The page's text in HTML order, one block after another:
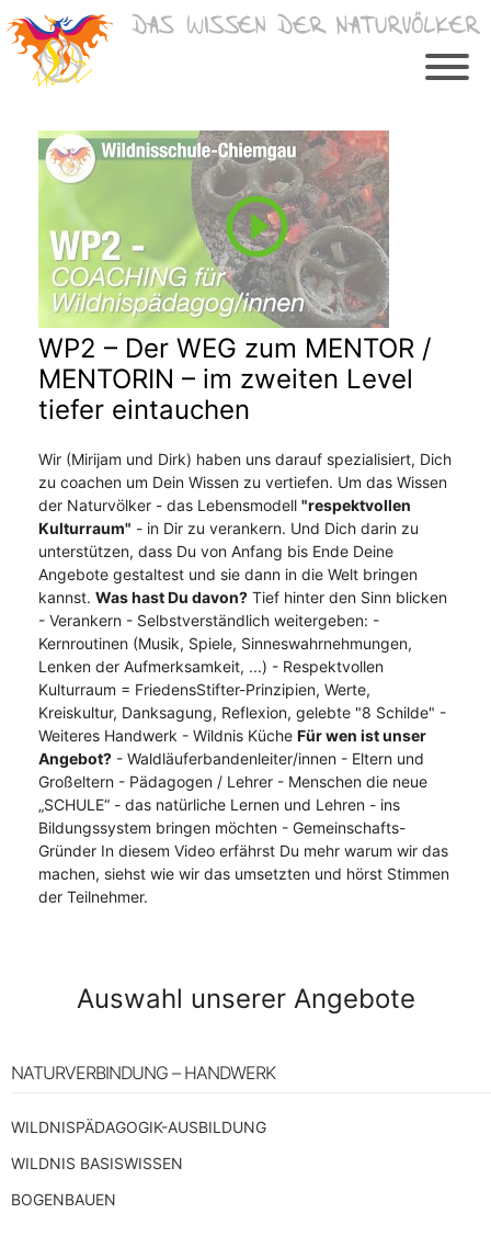
Inhalt
springen
WP2 – Der WEG zum MENTOR /
MENTORIN – im zweiten Level
tiefer eintauchen
Wir (Mirijam und Dirk) haben uns darauf spezialisiert, Dich
zu coachen um Dein Wissen zu vertiefen. Um das Wissen
der Naturvölker - das Lebensmodell "respektvollen
Kulturraum" - in Dir zu verankern. Und Dich darin zu
unterstützen, dass Du von Anfang bis Ende Deine
Angebote gestaltest und sie dann in die Welt bringen
kannst. Was hast Du davon? Tief hinter den Sinn blicken
- Verankern - Selbstverständlich weitergeben: -
Kernroutinen (Musik, Spiele, Sinneswahrnehmungen,
Lenken der Aufmerksamkeit, ...) - Respektvollen
Kulturraum = FriedensStifter-Prinzipien, Werte,
Kreiskultur, Danksagung, Reflexion, gelebte "8 Schilde" -
Weiteres Handwerk - Wildnis Küche Für wen ist unser
Angebot? - Waldläuferbandenleiter/innen - Eltern und
Großeltern - Pädagogen / Lehrer - Menschen die neue
„SCHULE“ - das natürliche Lernen und Lehren - ins
Bildungssystem bringen möchten - Gemeinschafts-
Gründer In diesem Video erfährst Du mehr warum wir das
machen, siehst wie wir das umsetzten und hörst Stimmen
der Teilnehmer.
Auswahl unserer Angebote
NATURVERBINDUNG – HANDWERK
WILDNISPÄDAGOGIK-AUSBILDUNG
WILDNIS BASISWISSEN
BOGENBAUEN